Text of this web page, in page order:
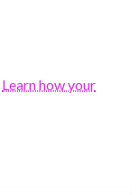
Learn how your